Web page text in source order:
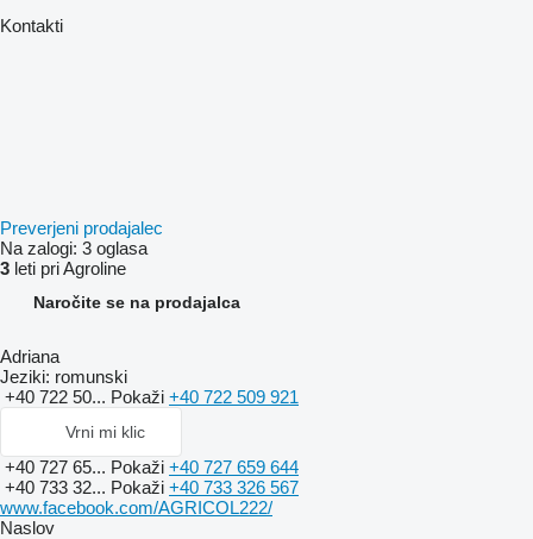
Kontakti
Preverjeni prodajalec
Na zalogi: 3 oglasa
3 leti pri Agroline
Naročite se na prodajalca
Adriana
Jeziki: romunski
+40 722 50... Pokaži +40 722 509 921
Vrni mi klic
+40 727 65... Pokaži +40 727 659 644
+40 733 32... Pokaži +40 733 326 567
www.facebook.com/AGRICOL222/
Naslov